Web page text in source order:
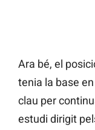
Ara bé, el
tenia la base
clau per
estudi dirigit